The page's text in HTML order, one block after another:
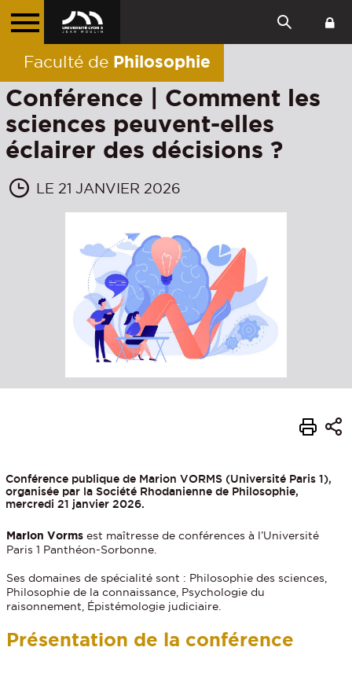
Faculté de Philosophie
Conférence | Comment les
sciences peuvent-elles
éclairer des décisions ?
LE 21 JANVIER 2026
Conférence publique de Marion VORMS (Université Paris 1),
organisée par la Société Rhodanienne de Philosophie,
mercredi 21 janvier 2026.
Marion Vorms est maîtresse de conférences à l’Université
Paris 1 Panthéon-Sorbonne.
Ses domaines de spécialité sont : Philosophie des sciences,
Philosophie de la connaissance, Psychologie du
raisonnement, Épistémologie judiciaire.
Présentation de la conférence